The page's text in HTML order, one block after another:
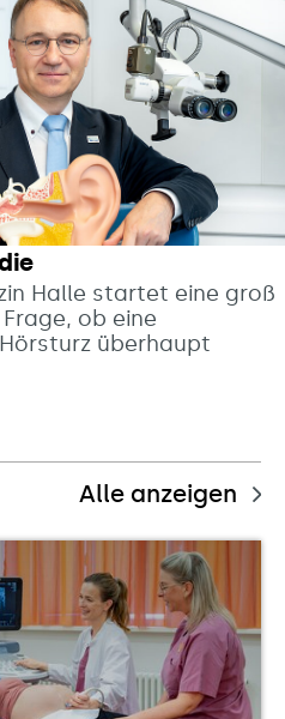
Halle startet eine groß
ob eine
überhaupt
Alle anzeigen